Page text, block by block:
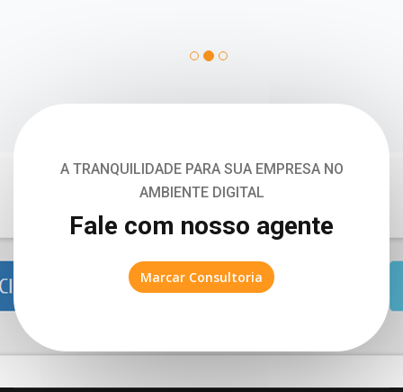
© 2026 Aplicsistemas - Todos os direitos reservados | Aplic